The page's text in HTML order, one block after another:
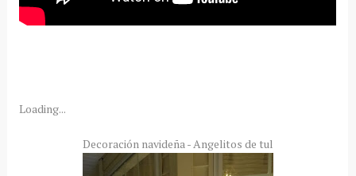
Loading...
Decoración navideña - Angelitos de tul